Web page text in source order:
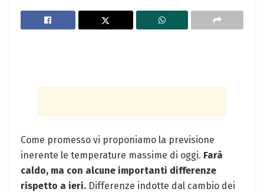
Come promesso vi proponiamo la previsione
inerente le temperature massime di oggi. Farà
caldo, ma con alcune importanti differenze
rispetto a ieri. Differenze indotte dal cambio dei